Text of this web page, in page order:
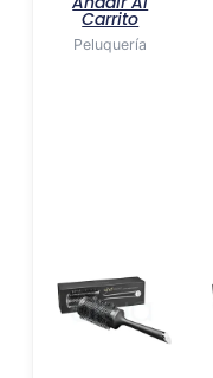
Carrito
Peluquería